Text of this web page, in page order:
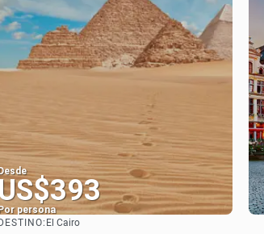
persona
El Cairo